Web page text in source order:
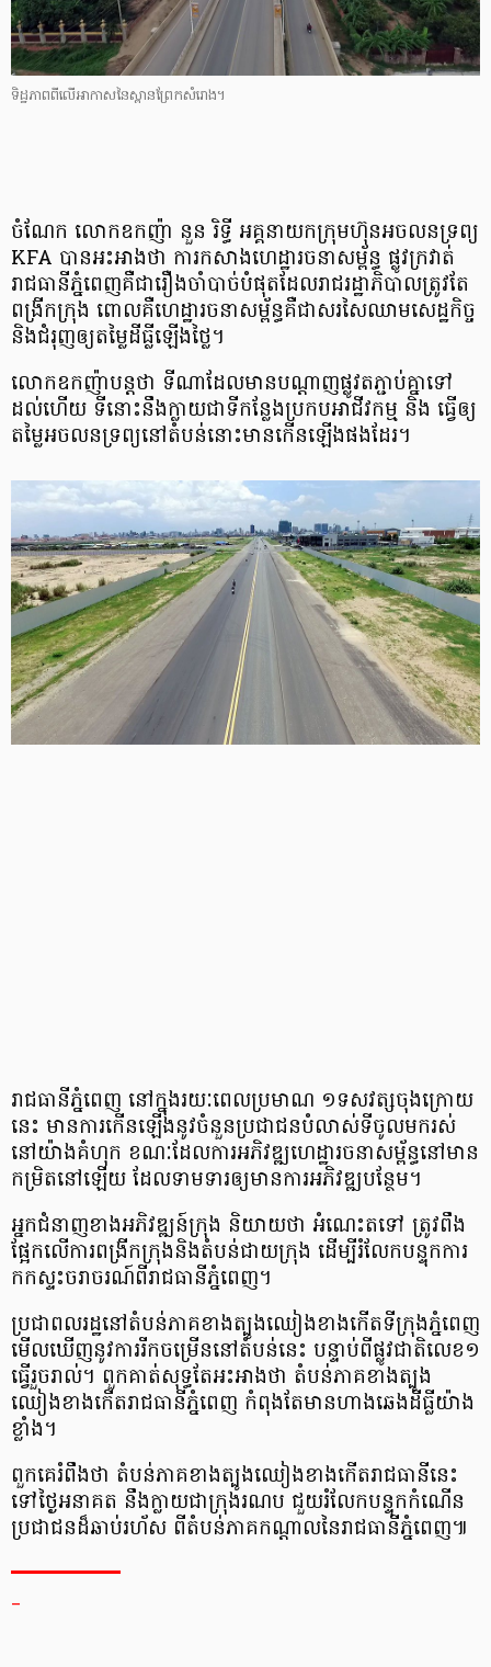
ទិដ្ឋភាព​ពី​លើ​អាកាស​នៃ​ស្ពាន​ព្រែក​សំរោង។
ចំណែក លោក​ឧកញ៉ា នួន រិទ្ធី អគ្គនាយក​ក្រុមហ៊ុន​អចលន​ទ្រព្យ
KFA បាន​អះអាង​ថា ការ​កសាង​ហេដ្ឋា​រចនា​សម្ព័ន្ធ ផ្លូវ​ក្រវាត់​
រាជ​ធានី​ភ្នំពេញ​គឺ​ជា​រឿង​ចាំបាច់​បំផុត​ដែល​រាជ​រដ្ឋាភិបាល​ត្រូវ​តែ​
ពង្រីក​ក្រុង ពោល​គឺ​ហេដ្ឋា​រចនា​សម្ព័ន្ធ​គឺ​ជា​សរសៃ​ឈាម​សេដ្ឋកិច្ច
និង​ជំរុញ​ឲ្យ​តម្លៃ​ដី​ធ្លី​ឡើង​ថ្លៃ។
លោក​ឧកញ៉ា​បន្ត​ថា ទីណា​ដែល​មាន​បណ្តាញ​ផ្លូវ​តភ្ជាប់​គ្នា​ទៅ​
ដល់​ហើយ ទីនោះ​នឹង​ក្លាយ​ជា​ទីកន្លែង​ប្រកប​អាជីវកម្ម និង ធ្វើ​ឲ្យ​
តម្លៃ​អចលន​ទ្រព្យ​នៅ​តំបន់​នោះ​មាន​កើន​ឡើង​ផង​ដែរ។
រាជ​ធានី​ភ្នំពេញ នៅ​ក្នុង​រយៈ​ពេល​ប្រមាណ ១​ទសវត្ស​ចុង​ក្រោយ​
នេះ មាន​ការ​កើន​ឡើង​នូវ​ចំនួន​ប្រជាជន​បំលាស់ទី​ចូល​មក​រស់​
នៅ​យ៉ាង​គំហុក ខណៈ​ដែល​ការ​អភិវឌ្ឍ​ហេដ្ឋា​រចនា​សម្ព័ន្ធ​នៅ​មាន​
កម្រិត​នៅ​ឡើយ ដែល​ទាមទារ​ឲ្យ​មាន​ការ​អភិវឌ្ឍ​បន្ថែម។
អ្នក​ជំនាញ​ខាង​អភិវឌ្ឍន៍​ក្រុង និយាយ​ថា អំណេះ​តទៅ ត្រូវ​ពឹង​
ផ្អែក​លើ​ការ​ពង្រីក​ក្រុង​និង​តំបន់​ជាយ​ក្រុង ដើម្បី​រំលែក​បន្ទុក​ការ​
កក​ស្ទះ​ចរាចរណ៍​ពី​រាជ​ធានី​ភ្នំពេញ។
ប្រជា​ពលរដ្ឋ​នៅ​តំបន់​ភាគ​ខាង​ត្បូង​ឈៀង​ខាង​កើត​ទីក្រុង​ភ្នំពេញ
មើល​ឃើញ​នូវ​ការ​រីក​ចម្រើន​នៅ​តំបន់​នេះ បន្ទាប់​ពី​ផ្លូវ​ជាតិ​លេខ​១
ធ្វើ​រួច​រាល់។ ពួកគាត់​សុទ្ធ​តែ​អះអាង​ថា តំបន់​ភាគ​ខាង​ត្បូង​
ឈៀង​ខាង​កើត​រាជ​ធានី​ភ្នំពេញ កំពុង​តែ​មាន​ហាងឆេង​ដី​ធ្លី​យ៉ាង​
ខ្លាំង។
ពួក​គេ​រំពឹង​ថា តំបន់​ភាគ​ខាង​ត្បូង​ឈៀង​ខាង​កើត​រាជ​ធានី​នេះ
ទៅ​ថ្ងៃ​អនាគត នឹង​ក្លាយ​ជា​ក្រុង​រណប ជួយ​រំលែក​បន្ទុក​កំណើន​
ប្រជាជន​ដ៏​ឆាប់​រហ័ស ពី​តំបន់​ភាគ​កណ្ដាល​នៃ​រាជ​ធានី​ភ្នំពេញ៕
_